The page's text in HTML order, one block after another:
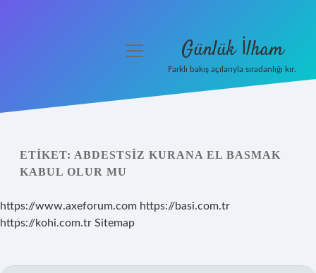
Yasal Uyarı
menüyü
Günlük İlham
Farklı bakış açılarıyla sıradanlığı kır.
ETIKET: ABDESTSIZ KURANA EL BASMAK
KABUL OLUR MU
https://www.axeforum.com https://basi.com.tr
https://kohi.com.tr Sitemap